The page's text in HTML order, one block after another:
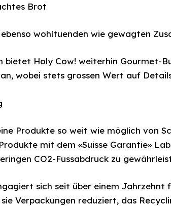
Brot
wohltuenden wie gewagten
bietet Holy Cow! weiterhin Gourmet-
wobei stets grossen Wert auf
Produkte so weit wie möglich von
mit dem «Suisse Garantie»
CO2-Fussabdruck zu
sich seit über einem
sie Verpackungen reduziert, das